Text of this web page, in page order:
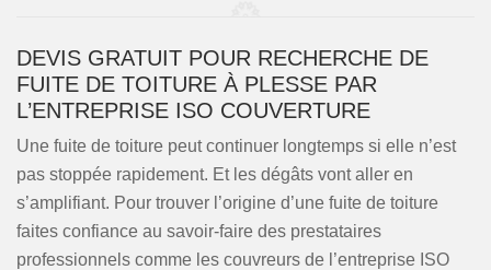
DEVIS GRATUIT POUR RECHERCHE DE
FUITE DE TOITURE À PLESSE PAR
L’ENTREPRISE ISO COUVERTURE
Une fuite de toiture peut continuer longtemps si elle n’est
pas stoppée rapidement. Et les dégâts vont aller en
s’amplifiant. Pour trouver l’origine d’une fuite de toiture
faites confiance au savoir-faire des prestataires
professionnels comme les couvreurs de l’entreprise ISO